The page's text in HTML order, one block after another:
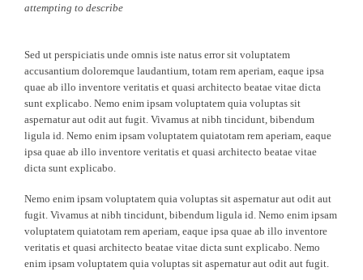
attempting to describe
Sed ut perspiciatis unde omnis iste natus error sit voluptatem
accusantium doloremque laudantium, totam rem aperiam, eaque ipsa
quae ab illo inventore veritatis et quasi architecto beatae vitae dicta
sunt explicabo. Nemo enim ipsam voluptatem quia voluptas sit
aspernatur aut odit aut fugit. Vivamus at nibh tincidunt, bibendum
ligula id. Nemo enim ipsam voluptatem quiatotam rem aperiam, eaque
ipsa quae ab illo inventore veritatis et quasi architecto beatae vitae
dicta sunt explicabo.
Nemo enim ipsam voluptatem quia voluptas sit aspernatur aut odit aut
fugit. Vivamus at nibh tincidunt, bibendum ligula id. Nemo enim ipsam
voluptatem quiatotam rem aperiam, eaque ipsa quae ab illo inventore
veritatis et quasi architecto beatae vitae dicta sunt explicabo. Nemo
enim ipsam voluptatem quia voluptas sit aspernatur aut odit aut fugit.